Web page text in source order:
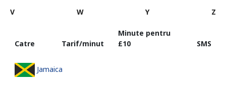
V
W Y Z
Catre Tarif/minut
Minute pentru
⁦£10⁩
SMS
Jamaica